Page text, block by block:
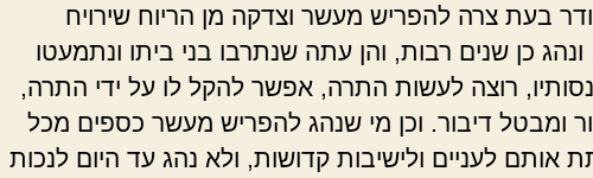
בעת צרה להפריש מעשר וצדקה מן הריוח שירויח
כן שנים רבות, והן עתה שנתרבו בני ביתו ונתמעטו
רוצה לעשות התרה, אפשר להקל לו על ידי התרה,
ומבטל דיבור. וכן מי שנהג להפריש מעשר כספים מכל
אותם לעניים ולישיבות קדושות, ולא נהג עד היום לנכות